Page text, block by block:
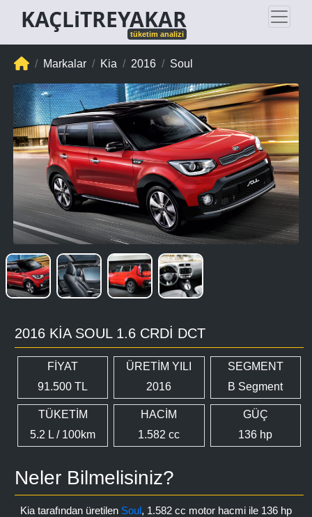
KAÇLiTREYAKAR
tüketim analizi
Markalar Kia 2016 Soul
2016 KIA SOUL 1.6 CRDI DCT
FİYAT
91.500 TL
ÜRETİM YILI
2016
SEGMENT
B Segment
TÜKETİM
5.2 L / 100km
HACİM
1.582 cc
GÜÇ
136 hp
Neler Bilmelisiniz?
Kia tarafından üretilen Soul, 1.582 cc motor hacmi ile 136 hp